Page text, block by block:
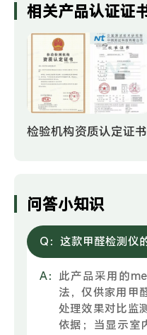
相关产品认证证
检验机构资质认定证书
问答小知识
Q： 这款甲醛检测仪
A：
此产品采用的
法，仅供家用甲
处理效果对比监
依据；当显示室